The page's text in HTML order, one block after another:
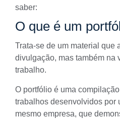
saber:
O que é um
Trata-se de um material que
divulgação, mas também na
trabalho.
O portfólio é uma
trabalhos desenvolvidos por
mesmo empresa, que